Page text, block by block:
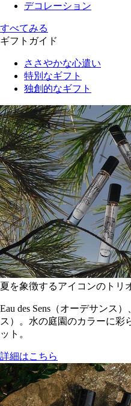
デコレーション
すべてみる
ギフトガイド
ささやかな心遣い
特別なギフト
独創的なギフト
夏を象徴するアイコンのトリ
Eau des Sens（オーデサンス
ス）。水の庭園のカラーに彩
ット。
詳細はこちら